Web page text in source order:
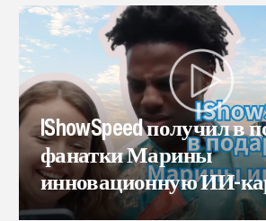
IShowSpeed получил в
фанатки Марины
инновационную ИИ-